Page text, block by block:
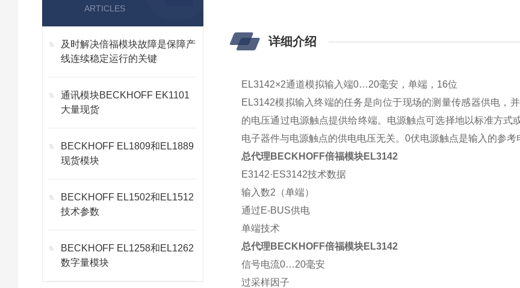
ARTICLES
及时解决倍福模块故障是保障产
线连续稳定运行的关键
通讯模块BECKHOFF EK1101
大量现货
BECKHOFF EL1809和EL1889
现货模块
BECKHOFF EL1502和EL1512
技术参数
BECKHOFF EL1258和EL1262
数字量模块
详细介绍
EL3142×2通道模拟输入端0…20毫安，单端，16位
EL3142模拟输入终端的任务是向位于现场的测量传感器供电，
的电压通过电源触点提供给终端。电源触点可选择地以标准方式
电子器件与电源触点的供电电压无关。0伏电源触点是输入的参
总代理BECKHOFF倍福模块EL3142
E3142·ES3142技术数据
输入数2（单端）
通过E-BUS供电
单端技术
总代理BECKHOFF倍福模块EL3142
信号电流0…20毫安
过采样因子